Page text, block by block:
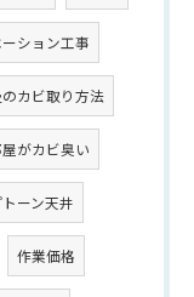
ーション工事
のカビ取り方法
がカビ臭い
ーン天井
作業価格